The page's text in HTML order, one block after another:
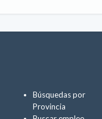
Búsquedas por
Provincia